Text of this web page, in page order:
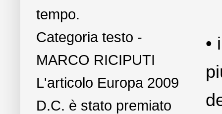
tempo.
Categoria testo -
MARCO RICIPUTI
L'articolo Europa 2009
D.C. è stato premiato
•